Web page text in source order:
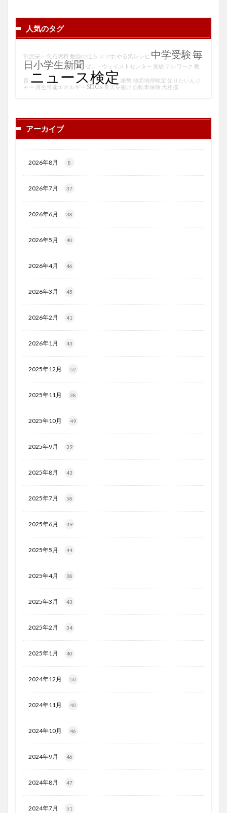
人気のタグ
渋沢栄一 化石燃料 勉強の仕方 スマホ やる気レシピ 中学受験毎
日小学生新聞 ゼロ・ウェイストセンター 受験 テレワーク 教
育 ニュース検定 紙幣 地図地理検定 知りたいんジ
ャー 再生可能エネルギー SDGs 青天を衝け 自転車保険 大相撲
アーカイブ
2026年8月 8
2026年7月 37
2026年6月 38
2026年5月 40
2026年4月 46
2026年3月 45
2026年2月 41
2026年1月 43
2025年12月 52
2025年11月 38
2025年10月 49
2025年9月 39
2025年8月 43
2025年7月 58
2025年6月 49
2025年5月 44
2025年4月 38
2025年3月 43
2025年2月 34
2025年1月 40
2024年12月 50
2024年11月 40
2024年10月 46
2024年9月 46
2024年8月 47
2024年7月 51